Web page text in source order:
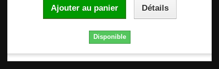
Ajouter au panier Détails
Disponible